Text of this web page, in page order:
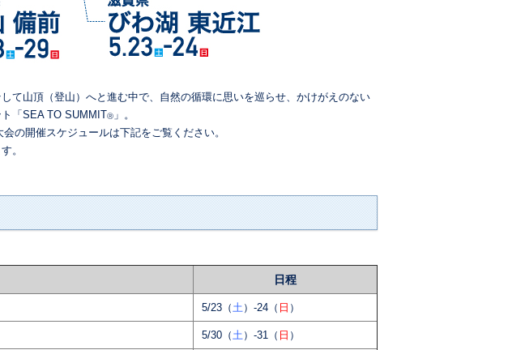
て山頂（登山）へと進む中で、自然の循環に思いを巡らせ、かけがえのない
「SEA TO SUMMITⓇ 」。
の開催スケジュールは下記をご覧ください。
。
日程
5/23（土）-24（ 日 ）
5/30（土）-31（ 日 ）